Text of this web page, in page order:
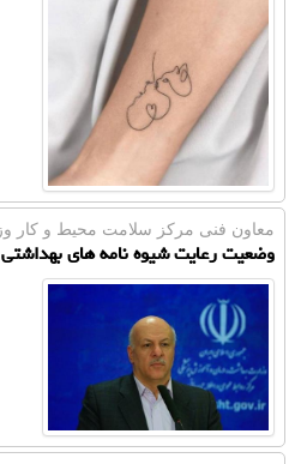
معاون فنی مركز سلامت محیط و كار
وضعیت رعایت شیوه نامه های